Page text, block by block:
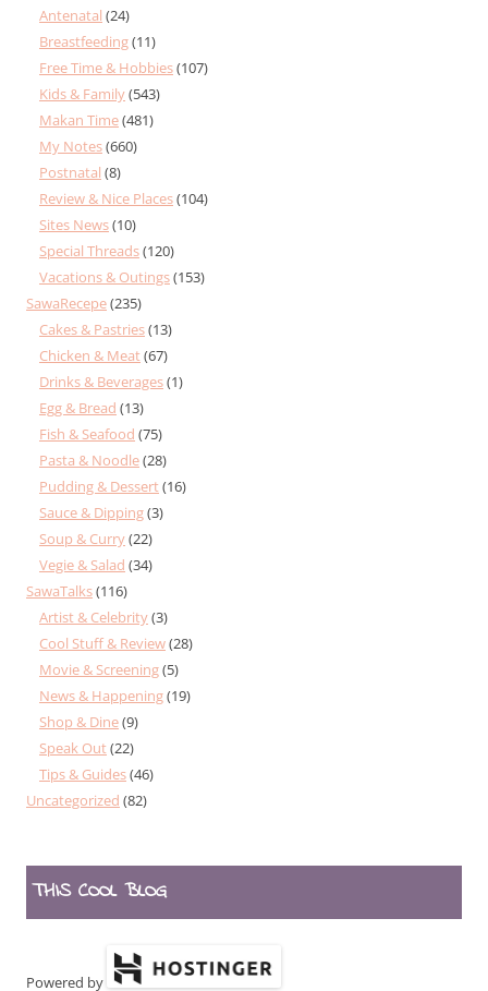
Antenatal (24)
Breastfeeding(11)
Free Time & Hobbies(107)
Kids & Family(543)
Makan Time(481)
My Notes(660)
Postnatal (8)
Review & Nice Places(104)
Sites News(10)
Special Threads(120)
Vacations & Outings(153)
SawaRecepe(235)
Cakes & Pastries(13)
Chicken & Meat(67)
Drinks & Beverages(1)
Egg & Bread (13)
Fish & Seafood (75)
Pasta & Noodle(28)
Pudding & Dessert(16)
Sauce & Dipping(3)
Soup & Curry(22)
Vegie & Salad (34)
SawaTalks(116)
Artist & Celebrity(3)
Cool Stuff & Review(28)
Movie & Screening(5)
News & Happening(19)
Shop & Dine(9)
Speak Out(22)
Tips & Guides(46)
Uncategorized (82)
THIS COOL BLOG
Powered by